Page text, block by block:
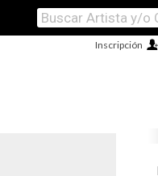
Inscripción